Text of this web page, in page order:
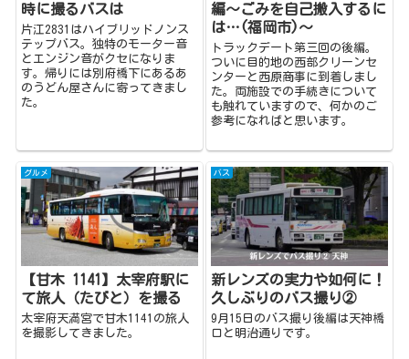
時に撮るバスは
片江2831はハイブリッドノンス
テップバス。独特のモーター音
とエンジン音がクセになりま
す。帰りには別府橋下にあるあ
のうどん屋さんに寄ってきまし
た。
編〜ごみを自己搬入するに
は…(福岡市)〜
トラックデート第三回の後編。
ついに目的地の西部クリーンセ
ンターと西原商事に到着しまし
た。両施設での手続きについて
も触れていますので、何かのご
参考になればと思います。
グルメ
【甘木 1141】太宰府駅に
て旅人（たびと）を撮る
太宰府天満宮で甘木1141の旅人
を撮影してきました。
バス
新レンズの実力や如何に！
久しぶりのバス撮り②
9月15日のバス撮り後編は天神橋
口と明治通りです。